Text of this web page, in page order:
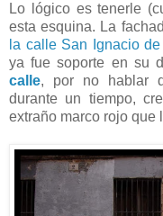
Lo lógico es tenerle
esta esquina. La
la calle San Ignacio
ya fue soporte en su
calle, por no hablar
durante un tiempo,
extraño marco rojo que